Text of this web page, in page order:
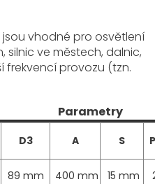
jsou vhodné pro osvětlení
silnic ve městech, dalnic,
frekvencí provozu (tzn.
Parametry
D3 A S
89 mm 400 mm 15 mm